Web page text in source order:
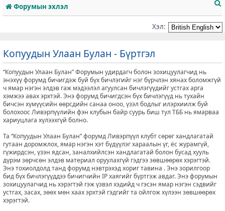
Форумын эхлэл
а
Хэл:
Копуудын Улаан Булан - Бүртгэл
“Копуудын Улаан Булан” Форумын удирдагч болон зохицуулагчид нь
энэхүү форумд бичигдэж буй бүх бичлэгийг нэг бүрчлэн хянах боломжгүй
ч ямар нэгэн элдэв гаж мэдээлэл агуулсан бичлэгүүдийг устгах арга
хэмжээ авах эрхтэй. Энэ форумд бичигдсэн бүх бичлэгүүд нь тухайн
бичсэн хүмүүсийн өөрсдийн санаа оноо, үзэл бодлыг илэрхиилж буй
болохоос Ливэрпүүлийн фэн клубын байр суурь биш тул ТББ нь ямарваа
хариуцлага хүлээхгүй болно.
Та “Копуудын Улаан Булан” форумд Ливэрпүүл клубт сөрөг хандлагатай
гутаан доромжлох, ямар нэгэн хэт бүдүүлэг хараалын үг, ёс журамгүй,
гүжирдсэн, үзэн ядсан, заналхийлсэн хандлагатай болон бусад хууль
дүрэм зөрчсөн элдэв материал оруулахгүй гэдгээ зөвшөөрөх хэрэгтэй.
Энэ тохиолдолд танд форумд нэвтрэхэд хориг тавина . Энэ зорилгоор
бид бүх бичлэгүүддээ бичигчийн IP хаягийг бүртгэж авдаг. Энэ форумын
зохицуулагчид нь хэрэгтэй гэж үзвэл хэдийд ч гэсэн ямар нэгэн сэдвийг
устгах, засах, зөөх мөн хаах эрхтэй гэдгийг та ойлгож хүлээн зөвшөөрөх
хэрэгтэй.